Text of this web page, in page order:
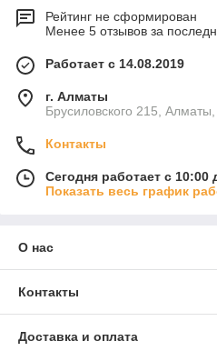
Рейтинг не сформирован
Менее 5 отзывов за
Работает с 14.08.2019
г. Алматы
Брусиловского 215, Алматы,
Контакты
Сегодня работает с 10:00
Показать весь график
О нас
Контакты
Доставка и оплата